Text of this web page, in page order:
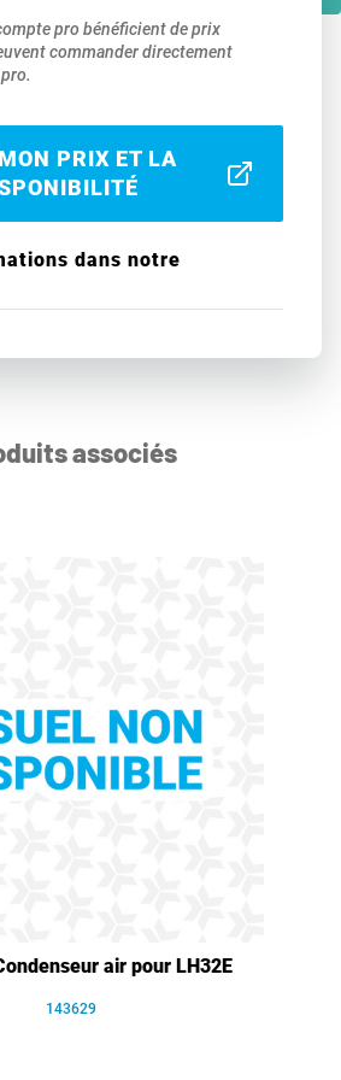
pro bénéficient de prix
commander directement
PRIX ET LA
dans notre
associés
air pour LH32E
143629